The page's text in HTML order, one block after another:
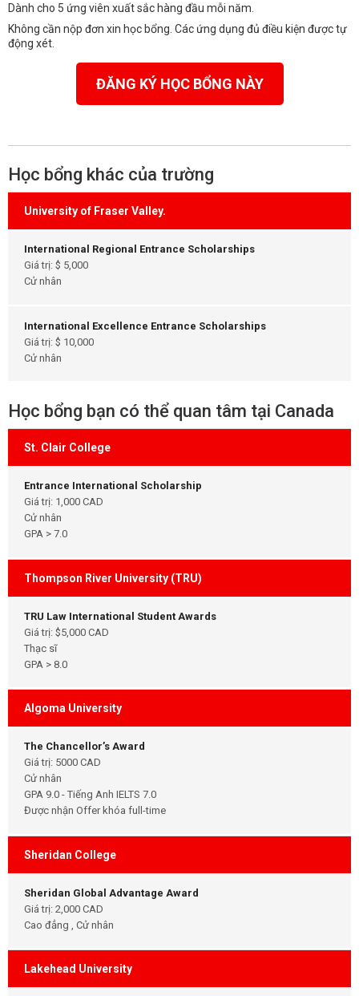
Dành cho 5 ứng viên xuất sắc hàng đầu mỗi năm.
Không cần nộp đơn xin học bổng. Các ứng dụng đủ điều kiện được tự
động xét.
ĐĂNG KÝ HỌC BỔNG NÀY
Học bổng khác của trường
University of Fraser Valley.
International Regional Entrance Scholarships
Giá trị: $ 5,000
Cử nhân
International Excellence Entrance Scholarships
Giá trị: $ 10,000
Cử nhân
Học bổng bạn có thể quan tâm tại Canada
St. Clair College
Entrance International Scholarship
Giá trị: 1,000 CAD
Cử nhân
GPA > 7.0
Thompson River University (TRU)
TRU Law International Student Awards
Giá trị: $5,000 CAD
Thạc sĩ
GPA > 8.0
Algoma University
The Chancellor’s Award
Giá trị: 5000 CAD
Cử nhân
GPA 9.0 - Tiếng Anh IELTS 7.0
Được nhận Offer khóa full-time
Sheridan College
Sheridan Global Advantage Award
Giá trị: 2,000 CAD
Cao đẳng , Cử nhân
Lakehead University